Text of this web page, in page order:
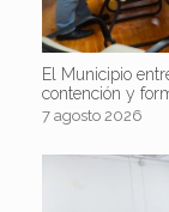
El Municipio
contención y
7 agosto 2026